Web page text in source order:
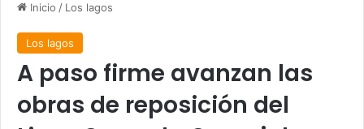
Inicio / Los lagos
Los lagos
A paso firme avanzan las
obras de reposición del